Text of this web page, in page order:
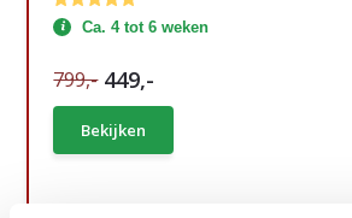
Ca. 4 tot 6 weken
799,- 449,-
Bekijken